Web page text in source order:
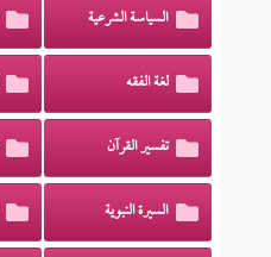
السياسة الشرعية
لغة الفقه
تفسير القرآن
السيرة النبوية